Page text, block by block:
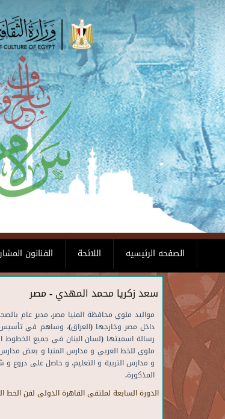
Skip to main content
الفنانون اللائحة الصفحه الرئيسيه
سعد زكريا محمد المهدي - مصر
داخل مصر وخارجها (العراق)، وساهم في
رسالة اسميتها (لسان البنان في جميع
ملوي للخط العربي و مدارس المنيا و بعض
و مدارس التربية و التعليم، و حاصل على دروع
المذكورة.
الدورة السابعة لملتقى القاهرة الدولى لفن الخط